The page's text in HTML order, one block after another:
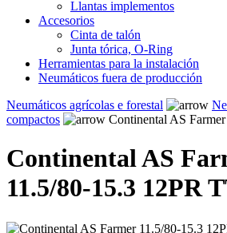
Llantas implementos
Accesorios
Cinta de talón
Junta tórica, O-Ring
Herramientas para la instalación
Neumáticos fuera de producción
Neumáticos agrícolas e forestal
compactos
Continental AS
Continental AS
11.5/80-15.3 12PR